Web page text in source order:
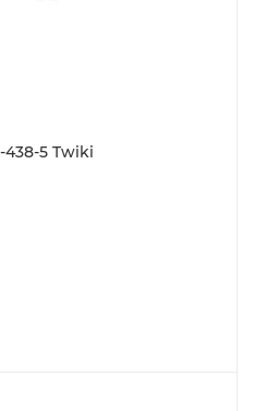
Кроссовки детские TW-438-5 Twiki